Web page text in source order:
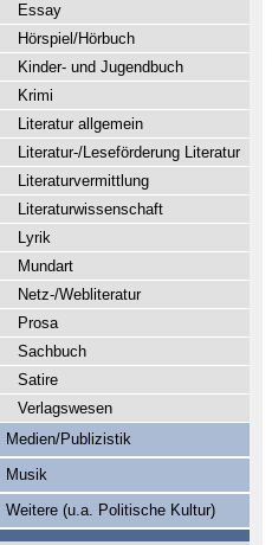
Essay
Hörspiel/Hörbuch
Kinder- und Jugendbuch
Krimi
Literatur allgemein
Literatur-/Leseförderung Literatur
Literaturvermittlung
Literaturwissenschaft
Lyrik
Mundart
Netz-/Webliteratur
Prosa
Sachbuch
Satire
Verlagswesen
Medien/Publizistik
Musik
Weitere (u.a. Politische Kultur)